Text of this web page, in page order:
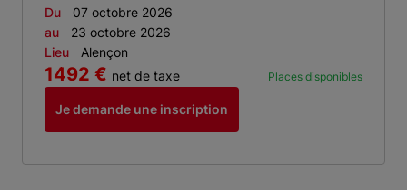
Du
07 octobre 2026
au
23 octobre 2026
Lieu
Alençon
Places disponibles
1492 € net de taxe
Je demande une inscription